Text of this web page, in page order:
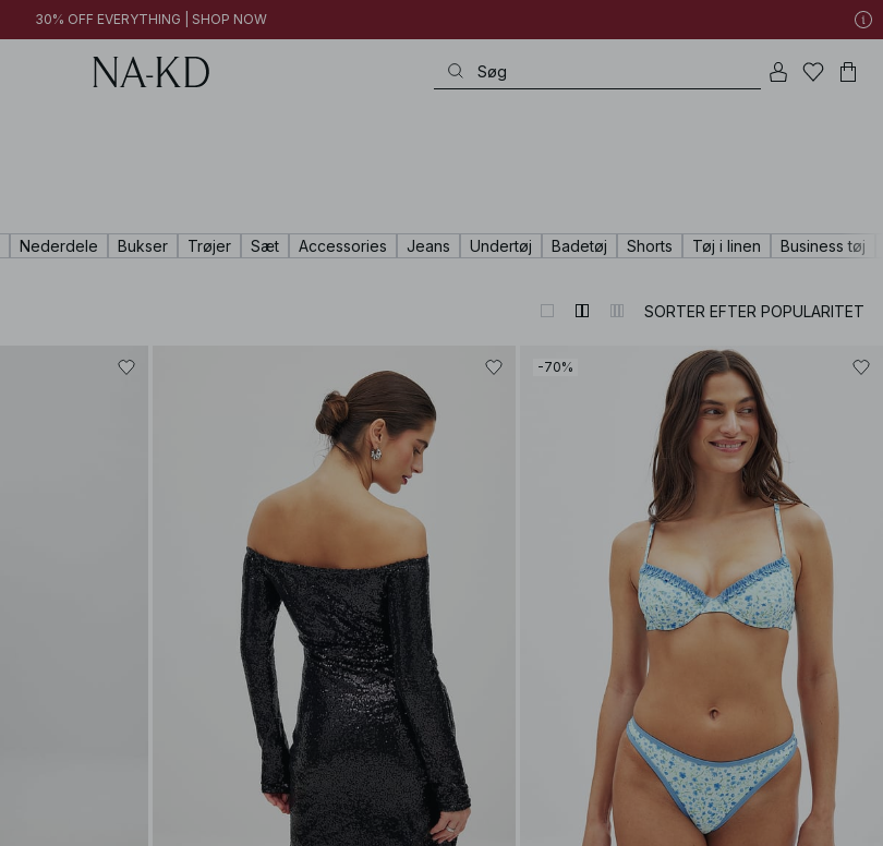
30% OFF EVERYTHING | SHOP NOW
Nederdele Bukser Trøjer Sæt Accessories Jeans Undertøj Badetøj Shorts Tøj i linen Business tøj
SORTER EFTER POPULARITET
-70%